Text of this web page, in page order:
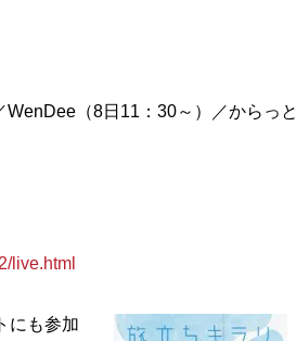
（8日11：30～）／からっと
live.html
にも参加